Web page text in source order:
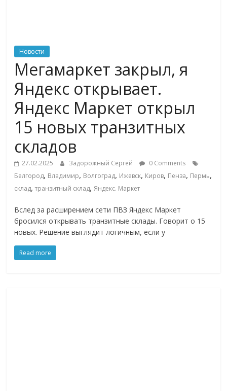
логистике,
технологиях,
соцсетях
Портал
онлайн-
торговле,
сервисах
для
Commerce,
ритейле,
логистике,
технологиях,
соцсетях.
Новости
Мегамаркет закрыл, я
Яндекс открывает.
Яндекс Маркет открыл
15 новых транзитных
складов
27.02.2025 Задорожный Сергей
0 Comments
Белгород, Владимир, Волгоград, Ижевск, Киров, Пенза, Пермь,
склад,транзитный склад,Яндекс. Маркет
Вслед за расширением сети ПВЗ Яндекс Маркет
бросился открывать транзитные склады. Говорит о 15
новых. Решение выглядит логичным, если у
Read more